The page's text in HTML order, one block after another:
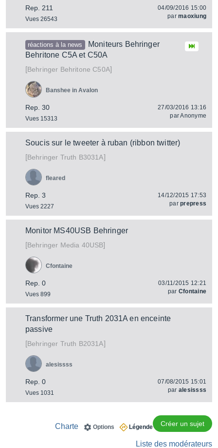
Rep. 211
Vues 26543
04/09/2016 15:00
parmaoxiung
réactions à la news
Moniteurs Behringer
Behritone C5A et C50A
[Behringer Behritone C50A]
Rep. 30
Vues 15313
Banshee in Avalon
27/03/2016 13:16
parAnonyme
Soucis sur le tweeter à ruban (ribbon twitter)
[Behringer Truth B3031A]
Rep. 3
Vues 2227
fleared
14/12/2015 17:53
parprepress
Monitor MS40USB Behringer
[Behringer Media 40USB]
Rep. 0
Vues 899
Cfontaine
03/11/2015 12:21
par Cfontaine
Transformer une Truth 2031A en enceinte
passive
[Behringer Truth B2031A]
Rep. 0
Vues 1031
alesissss
07/08/2015 15:01
par alesissss
Créer un sujet
Légende
Options
Charte
Liste des modérateurs